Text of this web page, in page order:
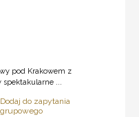
pod Krakowem z
...